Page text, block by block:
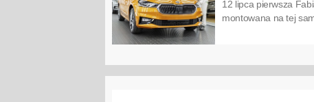
12 lipca pierwsza
montowana na tej